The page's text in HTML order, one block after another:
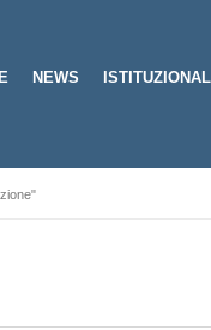
NEWS